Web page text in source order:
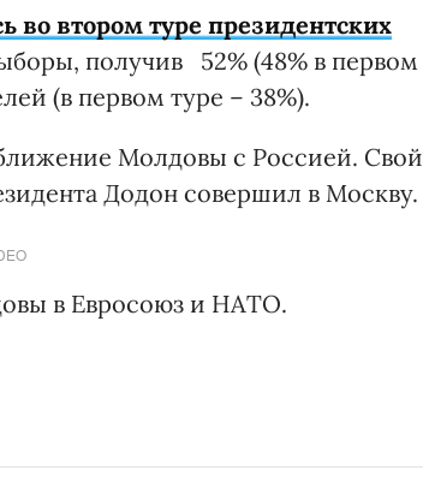
во втором туре президентских
получив 52% (48% в первом
(в первом туре – 38%).
Молдовы с Россией. Свой
Додон совершил в Москву.
в Евросоюз и НАТО.